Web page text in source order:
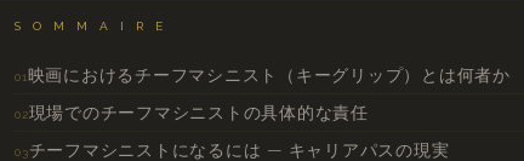
SOMMAIRE
映画におけるチーフマシニスト（キーグリップ）とは何者か
現場でのチーフマシニストの具体的な責任
チーフマシニストになるには — キャリアパスの現実